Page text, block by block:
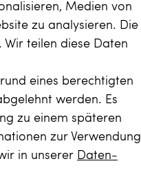
Medien von
zu analysieren. Die
teilen diese Daten
eines berechtigten
werden. Es
zu einem späteren
zur Verwendung
in unserer Daten­